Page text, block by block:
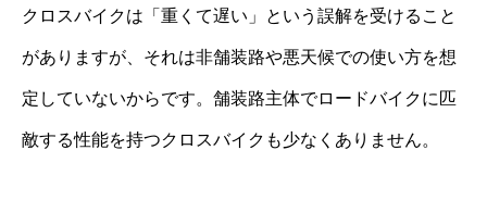
クロスバイクは「重くて遅い」という誤解を受けること
がありますが、それは非舗装路や悪天候での使い方を想
定していないからです。舗装路主体でロードバイクに匹
敵する性能を持つクロスバイクも少なくありません。